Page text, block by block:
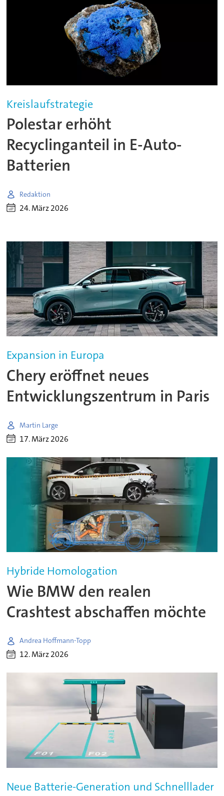
Kreislaufstrategie
Polestar erhöht
Recyclinganteil in E-Auto-
Batterien
Redaktion
24. März 2026
Expansion in Europa
Chery eröffnet neues
Entwicklungszentrum in Paris
Martin Large
17. März 2026
Hybride Homologation
Wie BMW den realen
Crashtest abschaffen möchte
Andrea Hoffmann-Topp
12. März 2026
Neue Batterie-Generation und Schnelllader